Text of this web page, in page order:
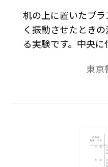
机の上に置いたプ
く振動させたとき
る実験です。中央
東